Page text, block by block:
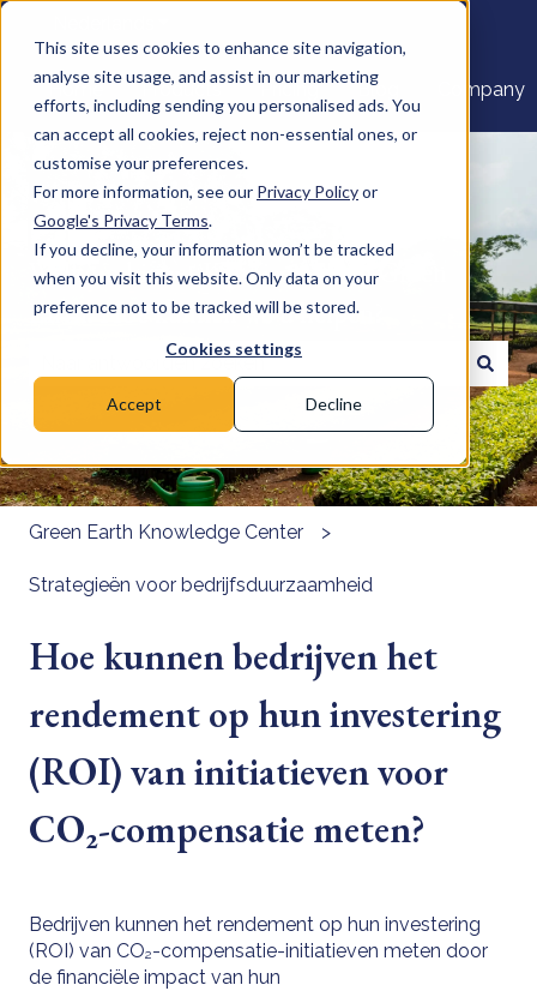
This site uses cookies to enhance site navigation,
analyse site usage, and assist in our marketing
efforts, including sending you personalised ads. You
can accept all cookies, reject non-essential ones, or
customise your preferences.
For more information, see our Privacy Policyor
Google's Privacy Terms.
If you decline, your information won’t be tracked
when you visit this website. Only data on your
preference not to be tracked will be stored.
Cookies settings
Accept Decline
Home Products Pricing Blog Company
Welkom bij het Kenniscentrum Green
Earth. Hoe kunnen we u helpen?
Er zijn geen suggesties want het zoekveld is leeg.
Green Earth Knowledge Center
Strategieën voor bedrijfsduurzaamheid
Hoe kunnen bedrijven het
rendement op hun investering
(ROI) van initiatieven voor
CO₂-compensatie meten?
Bedrijven kunnen het rendement op hun investering
(ROI) van CO₂-compensatie-initiatieven meten door
de financiële impact van hun